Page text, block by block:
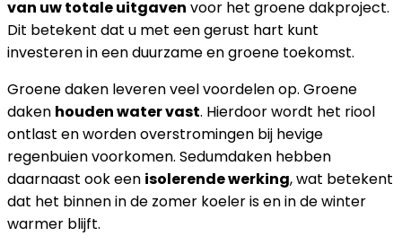
van uw totale uitgaven voor het groene dakproject.
Dit betekent dat u met een gerust hart kunt
investeren in een duurzame en groene toekomst.
Groene daken leveren veel voordelen op. Groene
daken houden water vast. Hierdoor wordt het riool
ontlast en worden overstromingen bij hevige
regenbuien voorkomen. Sedumdaken hebben
daarnaast ook een isolerende werking, wat betekent
dat het binnen in de zomer koeler is en in de winter
warmer blijft.